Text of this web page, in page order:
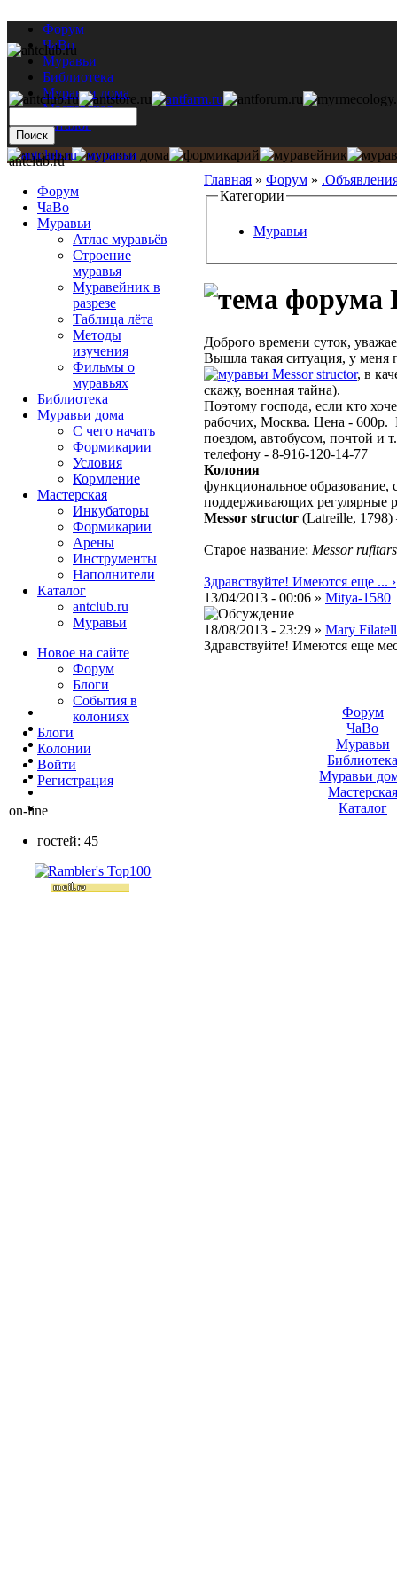
Форум
ЧаВо
Муравьи
Библиотека
Муравьи дома
Мастерская
Каталог
Главная » Форум »
Категории
Муравьи
Доброго времени суток,
Вышла такая ситуация, у меня
Messor structor, в
скажу, военная тайна).
Поэтому господа, если кто
рабочих, Москва. Цена - 600р.
поездом, автобусом, почтой и
телефону - 8-916-120-14-77
Колония
функциональное образование,
поддерживающих регулярные
Messor structor (Latreille, 1798)
Старое название: Messor
Здравствуйте! Имеются еще ... ›
13/04/2013 - 00:06 » Mitya-1580
18/08/2013 - 23:29 » Mary
Здравствуйте! Имеются еще
antclub.ru
Форум
ЧаВо
Муравьи
Атлас муравьёв
Строение
муравья
Муравейник в
разрезе
Таблица лёта
Методы
изучения
Фильмы о
муравьях
Библиотека
Муравьи дома
С чего начать
Формикарии
Условия
Кормление
Мастерская
Инкубаторы
Формикарии
Арены
Инструменты
Наполнители
Каталог
antclub.ru
Муравьи
Новое на сайте
Форум
Блоги
События в
колониях
Блоги
Колонии
Войти
Peгиcтpaция
on-line
гостей: 45
Форум
ЧаВо
Муравьи
Муравьи
Мастерская
Каталог